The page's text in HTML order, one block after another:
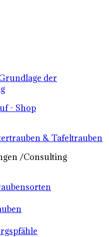
der
- Shop
& Tafeltrauben
/Consulting